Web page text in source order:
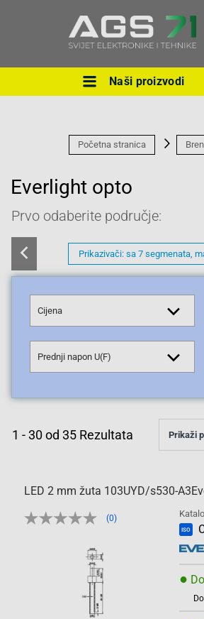
Ova postavka
Pravno lice
Naši proizvodi
Početna stranica
Everlight opto
Prvo odaberite područje:
Prikazivači: sa 7 segmenata,
Cijena
Prednji napon U(F)
1 - 30 od 35 Rezultata Prikaži
LED 2 mm žuta 103UYD/s530-
(0)
ISO
●